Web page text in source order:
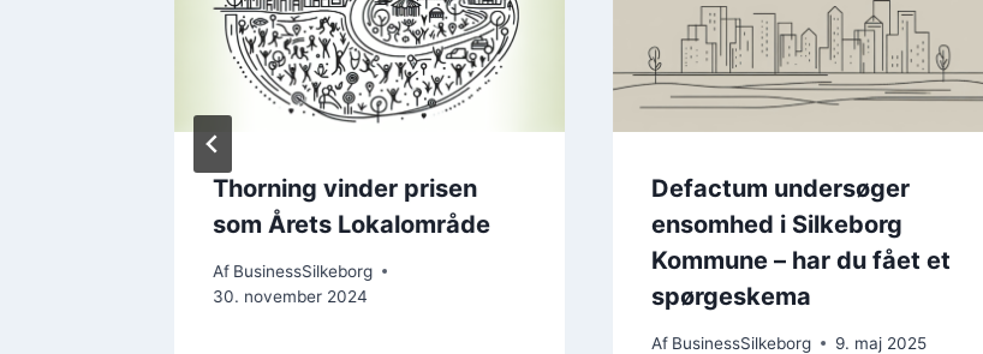
Thorning vinder prisen
som Årets Lokalområde
Af BusinessSilkeborg
30. november 2024
Defactum undersøger
ensomhed i Silkeborg
Kommune – har du fået et
spørgeskema
Af BusinessSilkeborg 9. maj 2025